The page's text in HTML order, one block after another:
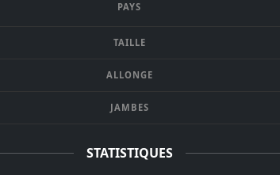
PAYS
TAILLE
ALLONGE
JAMBES
STATISTIQUES